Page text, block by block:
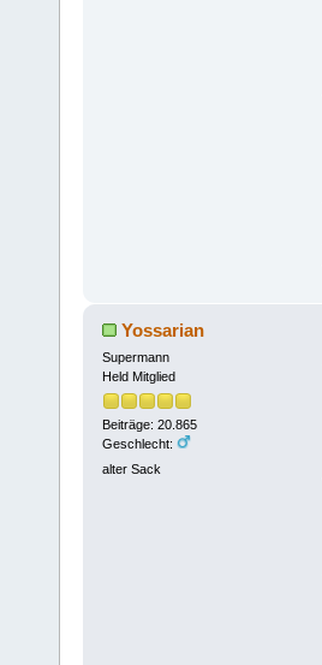
Yossarian
Supermann
Held Mitglied
Beiträge: 20.865
Geschlecht:
alter Sack